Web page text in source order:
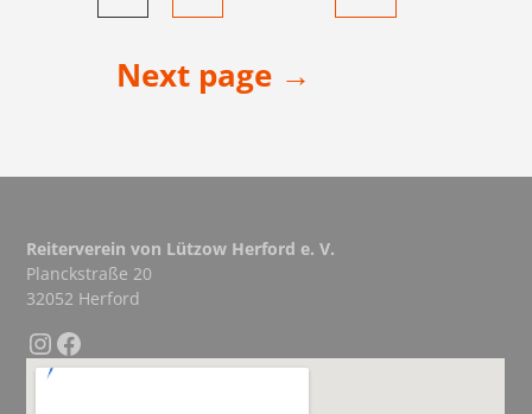
Next page →
Reiterverein von Lützow Herford e. V.
Planckstraße 20
32052 Herford
InstagramFacebook